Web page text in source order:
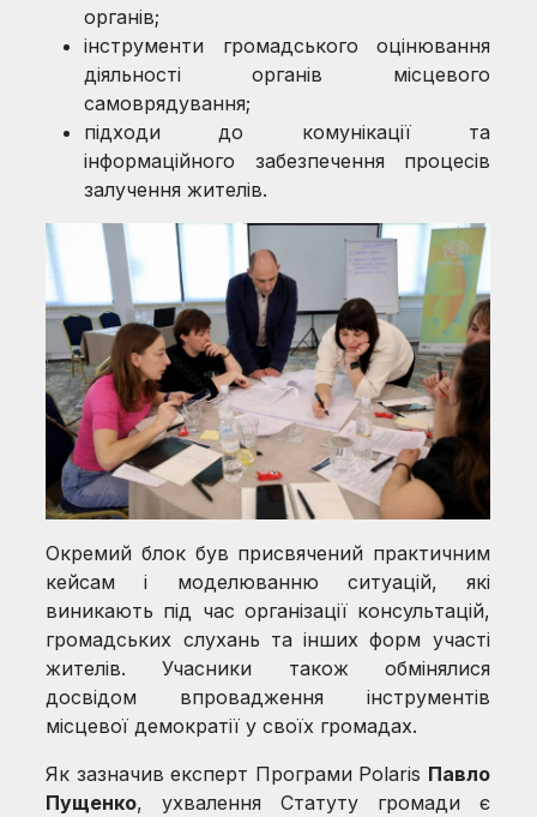
органів;
інструменти громадського оцінювання
діяльності органів місцевого
самоврядування;
підходи до комунікації та
інформаційного забезпечення процесів
залучення жителів.
Окремий блок був присвячений практичним
кейсам і моделюванню ситуацій, які
виникають під час організації консультацій,
громадських слухань та інших форм участі
жителів. Учасники також обмінялися
досвідом впровадження інструментів
місцевої демократії у своїх громадах.
Як зазначив експерт Програми Polaris Павло
Пущенко, ухвалення Статуту громади є